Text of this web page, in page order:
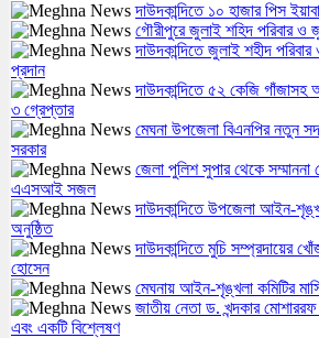
দাউদকান্দিতে ১০ হাজার পিস
গৌরীপুরে জুলাই শহিদ পরিবার ও
দাউদকান্দিতে জুলাই শহীদ
প্রদান
দাউদকান্দিতে ৫২ কেজি
৩ গ্রেপ্তার
মেঘনা উপজেলা বিএনপির নতুন
সরকার
জেলা পুলিশ সুপার থেকে সম্মাননা
এএসআই সজল
দাউদকান্দিতে উপজেলা আইন-
অনুষ্ঠিত
দাউদকান্দিতে মুচি সম্প্রদায়ের
হোসেন
মেঘনায় আইন-শৃঙ্খলা কমিটির
জাতীয় নেতা ড. খন্দকার
এবং একটি বিশ্লেষণ